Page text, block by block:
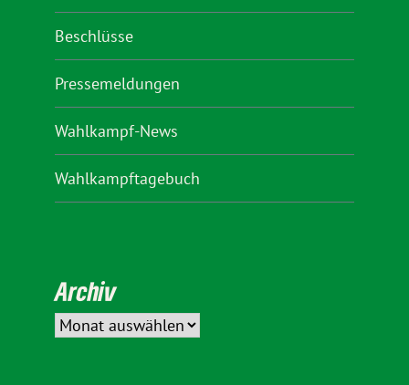
Beschlüsse
Pressemeldungen
Wahlkampf-News
Wahlkampftagebuch
Archiv